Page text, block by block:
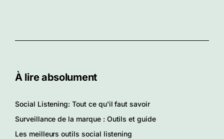
À lire absolument
Social Listening: Tout ce qu'il faut savoir
Surveillance de la marque : Outils et guide
Les meilleurs outils social listening